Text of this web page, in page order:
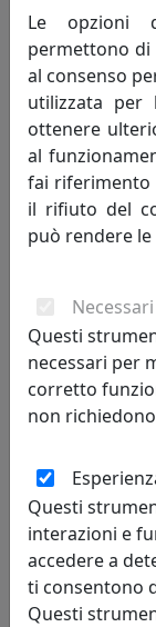
Vesta Home
TAVOLINO MIAMI
COD 25004-01
Vesta Home
Le opzioni
permettono di
al consenso
utilizzata per
ottenere
al
fai riferimento
il rifiuto del
può rendere
Necessari
Questi
necessari per
corretto
non
Questi
interazioni e
accedere a
ti consentono
Questi